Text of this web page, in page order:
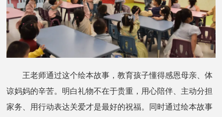
王老师通过这个绘本故事，教育孩子懂得感恩母亲、体
谅妈妈的辛苦。明白礼物不在于贵重，用心陪伴、主动分担
家务、用行动表达关爱才是最好的祝福。同时通过绘本故事